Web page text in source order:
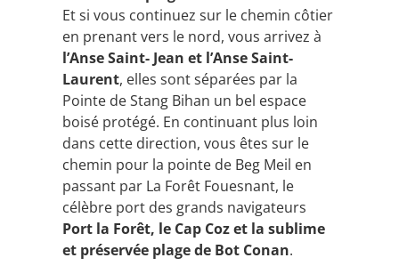
Et si vous continuez sur le chemin côtier
en prenant vers le nord, vous arrivez à
l’Anse Saint- Jean et l’Anse Saint-
Laurent, elles sont séparées par la
Pointe de Stang Bihan un bel espace
boisé protégé. En continuant plus loin
dans cette direction, vous êtes sur le
chemin pour la pointe de Beg Meil en
passant par La Forêt Fouesnant, le
célèbre port des grands navigateurs
Port la Forêt, le Cap Coz et la sublime
et préservée plage de Bot Conan.